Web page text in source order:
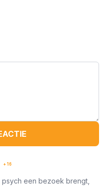
+ 16
een bezoek brengt,